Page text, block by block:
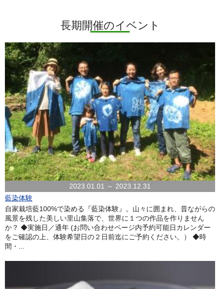
長期開催のイベント
2023.01.01 ～ 2023.12.31
藍染体験
自家栽培藍100%で染める『藍染体験』。山々に囲まれ、昔ながらの
風景を残した美しい里山集落で、世界に１つの作品を作りません
か？ ◆実施日／通年 (お問い合わせページ内予約可能日カレンダー
をご確認の上、体験希望日の２日前迄にご予約ください。） ◆時
間・...